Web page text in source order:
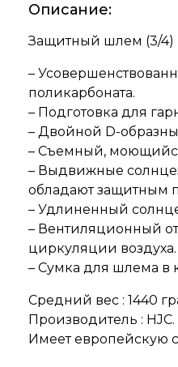
Описание:
Защитный шлем (3/4)
–
поликарбоната.
– Подготовка для
– Двойной D-
– Cъемный,
– Выдвижные
обладают защитным
– Удлиненный
– Вентиляционный
циркуляции воздуха.
– Сумка для шлема в
Средний вес : 1440
Производитель : HJC.
Имеет европейскую